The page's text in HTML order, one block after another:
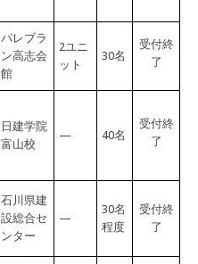
パレブラ
ン高志会
館
2ユニ
ット
30名
受付終
了
日建学院
富山校
— 40名
受付終
了
石川県建
設総合セ
ンター
—
30名
程度
受付終
了